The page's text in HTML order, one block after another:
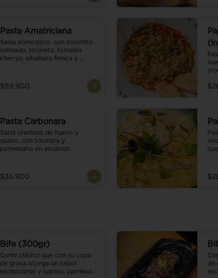
Pasta Amatriciana
Salsa pomodoro, con solomito
salteado, tocineta, tomates
cherrys, albahaca fresca y
$59.900
Pasta Carbonara
Salsa cremosa de huevo y
queso, con tocineta y
parmesano en escamas.
$35.900
Bife (300gr)
Corte clásico que con su capa
de grasa otorga un sabor
excepcional y jugoso; parrillado
de